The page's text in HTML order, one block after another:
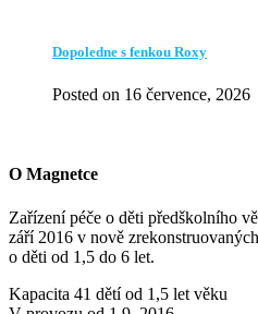
Dopoledne s fenkou Roxy
Posted on 16 července, 2026
O Magnetce
Zařízení péče o děti předškolního
září 2016 v nově
o děti od 1,5 do 6 let.
Kapacita 41 dětí od 1,5 let věku